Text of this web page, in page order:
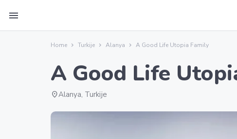
menu
Home Turkije Alanya A Good Life Utopia Family
A Good Life
location_onAlanya, Turkije